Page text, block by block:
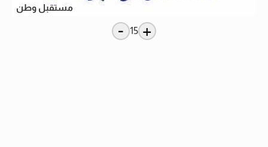
مستقبل وطن
+
15
-